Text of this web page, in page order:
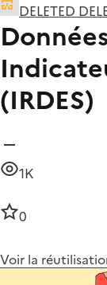
DELETED
(IRDES)
1K
0
Voir la